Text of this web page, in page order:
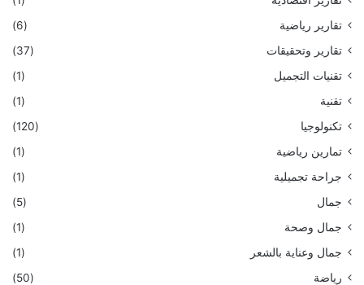
تقارير رياضية
(6)
تقارير وتحقيقات
(37)
تقنيات التجميل
(1)
تقنية
(1)
تكنولوجيا
(120)
تمارين رياضية
(1)
جراحة تجميلية
(1)
جمال
(5)
جمال وصحة
(1)
جمال وعناية بالشعر
(1)
رياضة
(50)